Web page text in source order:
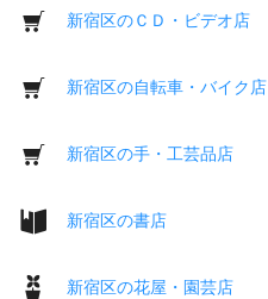
新宿区のＣＤ・ビデオ店
新宿区の自転車・バイク店
新宿区の手・工芸品店
新宿区の書店
新宿区の花屋・園芸店